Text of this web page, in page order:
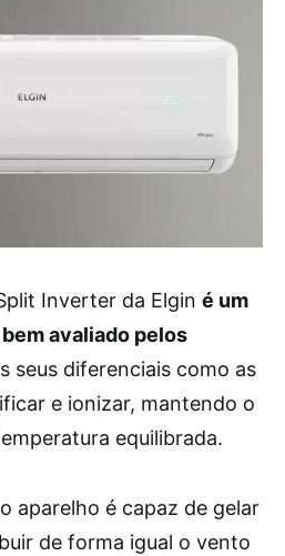
Inverter da Elgin é um
avaliado pelos
seus diferenciais como as
e ionizar, mantendo o
equilibrada.
aparelho é capaz de gelar
de forma igual o vento